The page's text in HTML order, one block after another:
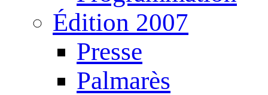
Édition 2007
Presse
Palmarès